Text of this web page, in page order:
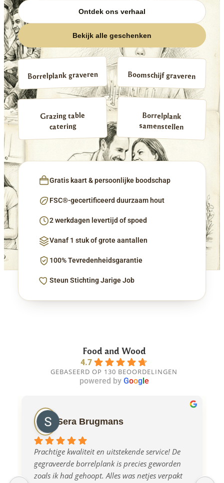
Ontdek ons verhaal
Bekijk alle geschenken
Borrelplank graveren Boomschijf graveren
Grazing table
catering
Borrelplank
samenstellen
Gratis kaart & persoonlijke boodschap
FSC®-gecertificeerd duurzaam hout
2 werkdagen levertijd of spoed
Vanaf 1 stuk of grote aantallen
100% Tevredenheidsgarantie
Steun Stichting Jarige Job
Food and Wood
4.7
GEBASEERD OP 130 BEOORDELINGEN
powered by Googl e
Sera Brugmans
Prachtige kwaliteit en uitstekende service! De
gegraveerde borrelplank is precies geworden
zoals ik had gehoopt. Alles was netjes verpakt